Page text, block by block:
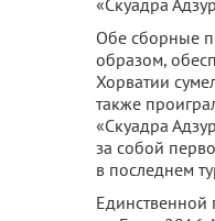
«Скуадра
Обе сборные
образом,
Хорватии
также
«Скуадра
за собой
в последнем
Единственной